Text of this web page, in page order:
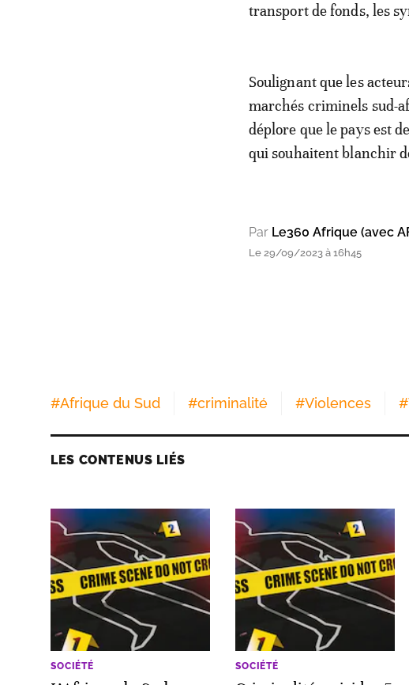
transport de fonds, les
Soulignant que les
marchés criminels sud-
déplore que le pays est
qui souhaitent blanchir
Par Le360 Afrique (avec
Le 29/09/2023 à 16h45
#Afrique du Sud #criminalité #Violences #
LES CONTENUS LIÉS
SOCIÉTÉ SOCIÉTÉ